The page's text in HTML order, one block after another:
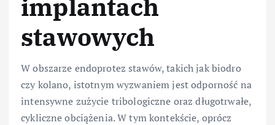
implantach
stawowych
W obszarze endoprotez stawów, takich jak biodro
czy kolano, istotnym wyzwaniem jest odporność na
intensywne zużycie tribologiczne oraz długotrwałe,
cykliczne obciążenia. W tym kontekście, oprócz